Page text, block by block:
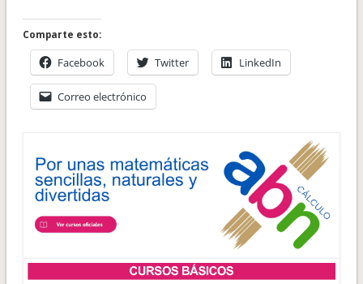
Comparte esto:
Facebook Twitter LinkedIn
Correo electrónico